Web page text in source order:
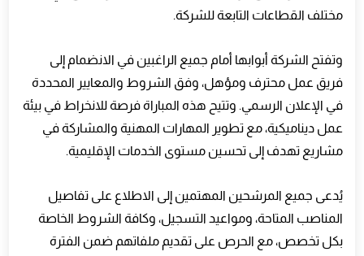
مختلف القطاعات التابعة للشركة.
وتفتح الشركة أبوابها أمام جميع الراغبين في الانضمام إلى
فريق عمل محترف ومؤهل، وفق الشروط والمعايير المحددة
في الإعلان الرسمي. وتتيح هذه المباراة فرصة للانخراط في بيئة
عمل ديناميكية، مع تطوير المهارات المهنية والمشاركة في
مشاريع تهدف إلى تحسين مستوى الخدمات الإقليمية.
يُدعى جميع المرشحين المهتمين إلى الاطلاع على تفاصيل
المناصب المتاحة، ومواعيد التسجيل، وكافة الشروط الخاصة
بكل تخصص، مع الحرص على تقديم ملفاتهم ضمن الفترة